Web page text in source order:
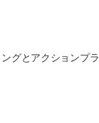
グとアクションプラ